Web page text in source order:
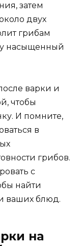
затем
двух
грибам
насыщенный
варки и
чтобы
И помните,
в
грибов.
с
найти
ваших блюд.
на